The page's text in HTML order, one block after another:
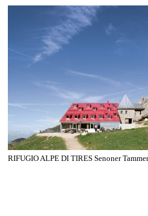
RIFUGIO ALPE DI TIRES Senoner